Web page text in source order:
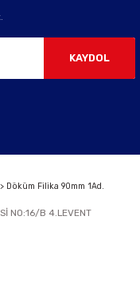
KAYDOL
NO:16/B 4.LEVENT